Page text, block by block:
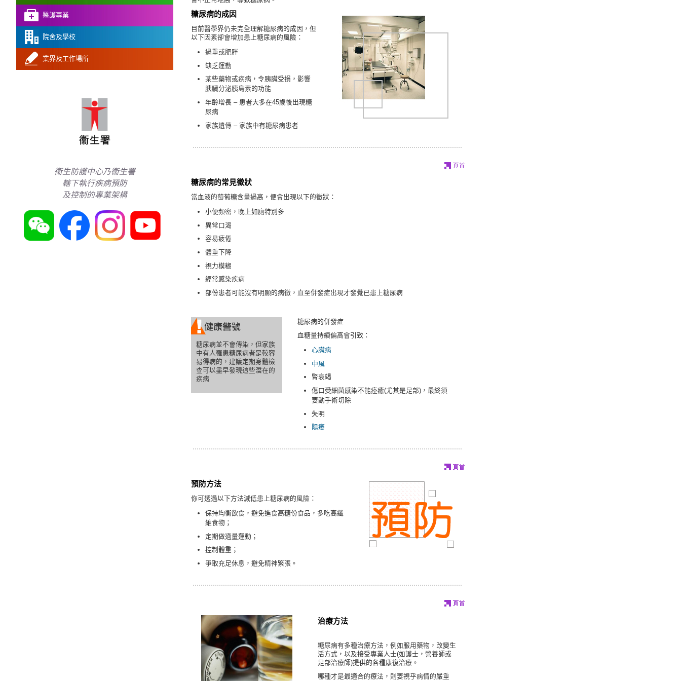
糖尿病的成因
目前醫學界仍未完全理解糖尿病的成因，但
以下因素卻會增加患上糖尿病的風險：
過重或肥胖
缺乏運動
某些藥物或疾病，令胰臟受損，影響
胰臟分泌胰島素的功能
年齡增長 – 患者大多在45歲後出現糖
尿病
家族遺傳 – 家族中有糖尿病患者
糖尿病的常見徵狀
當血液的萄葡糖含量過高，便會出現以下的徵狀：
小便頻密，晚上如廁特別多
異常口渴
容易疲倦
體重下降
視力模糊
經常感染疾病
部份患者可能沒有明顯的病徵，直至併發症出現才發覺已患上糖尿病
糖尿病並不會傳染，但家族
中有人罹患糖尿病者是較容
易得病的，建議定期身體檢
查可以盡早發現這些潛在的
疾病
糖尿病的併發症
血糖量持續偏高會引致：
心臟病
中風
腎衰竭
傷口受細菌感染不能痊癒(尤其是足部)，最終須
要動手術切除
失明
陽痿
預防方法
你可透過以下方法減低患上糖尿病的風險：
保持均衡飲食，避免進食高糖份食品，多吃高纖
維食物；
定期做適量運動；
控制體重；
爭取充足休息，避免精神緊張。
治療方法
糖尿病有多種治療方法，例如服用藥物，改變生
活方式，以及接受專業人士(如護士，營養師或
足部治療師)提供的各種康復治療。
哪種才是最適合的療法，則要視乎病情的嚴重
醫護專業
院舍及學校
業界及工作場所
衞生防護中心乃衞生署
轄下執行疾病預防
及控制的專業架構